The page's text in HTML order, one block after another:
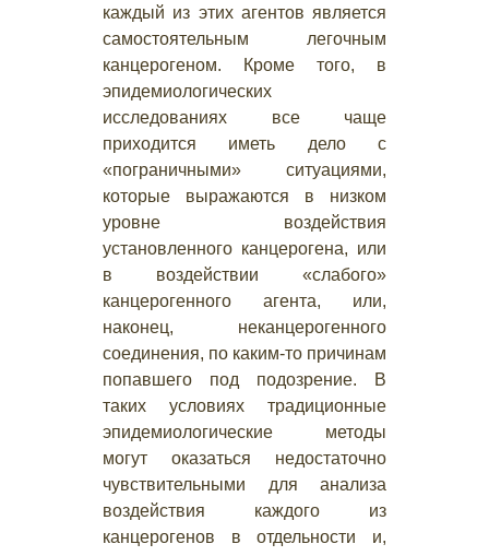
каждый из этих агентов является
самостоятельным легочным
канцерогеном. Кроме того, в
эпидемиологических
исследованиях все чаще
приходится иметь дело с
«пограничными» ситуациями,
которые выражаются в низком
уровне воздействия
установленного канцерогена, или
в воздействии «слабого»
канцерогенного агента, или,
наконец, неканцерогенного
соединения, по каким-то причинам
попавшего под подозрение. В
таких условиях традиционные
эпидемиологические методы
могут оказаться недостаточно
чувствительными для анализа
воздействия каждого из
канцерогенов в отдельности и,